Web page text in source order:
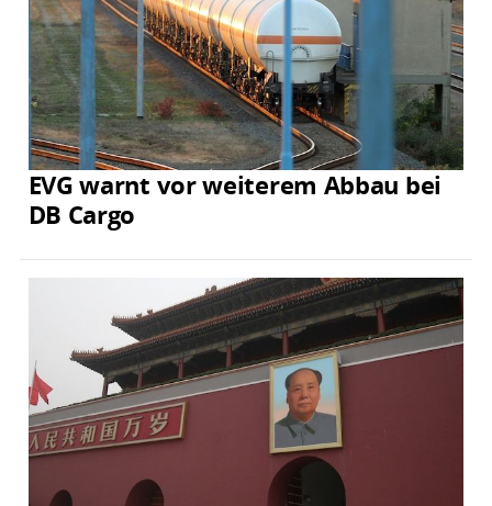
EVG warnt vor weiterem Abbau bei
DB Cargo